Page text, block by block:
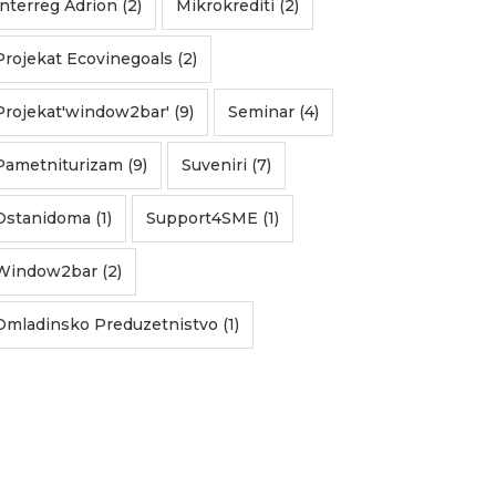
Adrion (2) Mikrokrediti (2)
Ecovinegoals (2)
(9) Seminar (4)
(9) Suveniri (7)
(1) Support4SME (1)
(2)
Preduzetnistvo (1)